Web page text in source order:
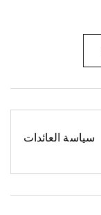
سياسة العائدات